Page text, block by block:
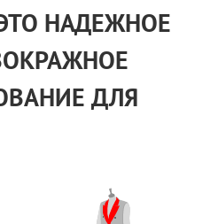
НАДЕЖНОЕ
ДЛЯ